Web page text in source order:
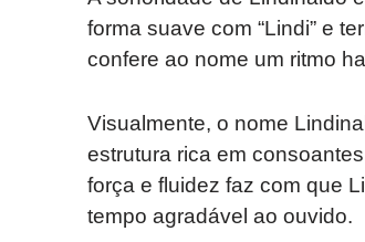
forma suave com “Lindi” e
confere ao nome um ritmo
Visualmente, o nome
estrutura rica em
força e fluidez faz com que
tempo agradável ao ouvido.